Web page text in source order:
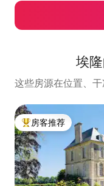
埃
这些房源在位置、干
热门「房客推荐」
房客推荐